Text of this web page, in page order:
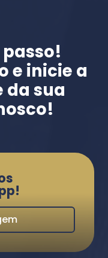
e inicie a
sua